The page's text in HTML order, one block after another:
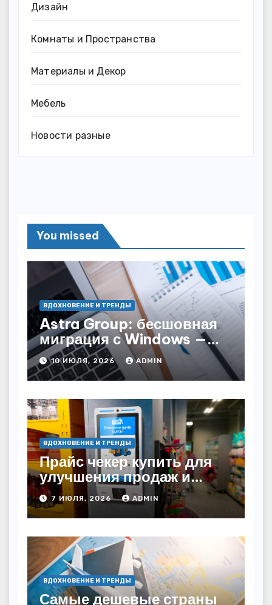
Дизайн
Комнаты и Пространства
Материалы и Декор
Мебель
Новости разные
You missed
ВДОХНОВЕНИЕ И ТРЕНДЫ
Astra Group: бесшовная
миграция с Windows —
как сохранить бизнес-
непрерывность
10 ИЮЛЯ, 2026 ADMIN
ВДОХНОВЕНИЕ И ТРЕНДЫ
Прайс чекер купить для
улучшения продаж и
автоматизации
7 ИЮЛЯ, 2026 ADMIN
ВДОХНОВЕНИЕ И ТРЕНДЫ
Самые дешевые страны